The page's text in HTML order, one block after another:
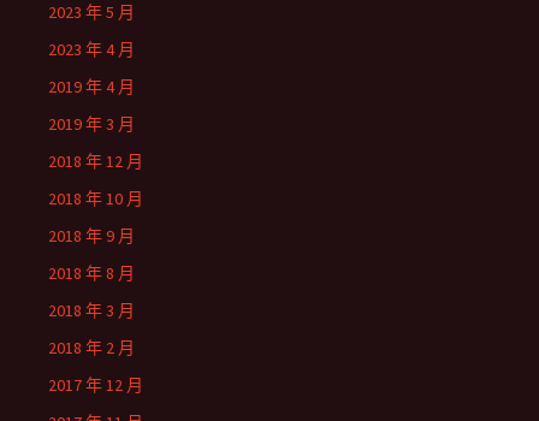
2023 年 5 月
2023 年 4 月
2019 年 4 月
2019 年 3 月
2018 年 12 月
2018 年 10 月
2018 年 9 月
2018 年 8 月
2018 年 3 月
2018 年 2 月
2017 年 12 月